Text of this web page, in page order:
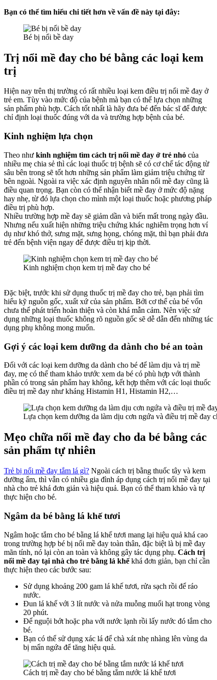
Bạn có thể tìm hiểu chi tiết hơn về vấn đề này tại đây:
Bé bị nổi bề day
Trị nổi mề đay cho bé bằng các loại kem
trị
Hiện nay trên thị trường có rất nhiều loại kem điều trị nổi mề đay ở
trẻ em. Tùy vào mức độ của bệnh mà bạn có thể lựa chọn những
sản phẩm phù hợp. Cách tốt nhất là hãy đưa bé đến bác sĩ để được
chỉ định loại thuốc đúng với da và trường hợp bệnh của bé.
Kinh nghiệm lựa chọn
Theo như kinh nghiệm tìm cách trị nổi mề đay ở trẻ nhỏ của
nhiều mẹ chia sẻ thì các loại thuốc trị bệnh sẽ có cơ chế tác động từ
sâu bên trong sẽ tốt hơn những sản phẩm làm giảm triệu chứng từ
bên ngoài. Ngoài ra việc xác định nguyên nhân nổi mề đay cũng là
điều quan trọng. Bạn còn có thể nhận biết mề đay ở mức độ nặng
hay nhẹ, từ đó lựa chọn cho mình một loại thuốc hoặc phương pháp
điều trị phù hợp.
Nhiều trường hợp mề đay sẽ giảm dần và biến mất trong ngày đầu.
Nhưng nếu xuất hiện những triệu chứng khác nghiêm trọng hơn ví
dụ như khó thở, sưng mặt, sưng họng, chóng mặt, thì bạn phải đưa
trẻ đến bệnh viện ngay để được điều trị kịp thời.
Kinh nghiệm chọn kem trị mề đay cho bé
Đặc biệt, trước khi sử dụng thuốc trị mề đay cho trẻ, bạn phải tìm
hiểu kỹ nguồn gốc, xuất xứ của sản phẩm. Bởi cơ thể của bé vốn
chưa thể phát triển hoàn thiện và còn khá mẫn cảm. Nên việc sử
dụng những loại thuốc không rõ nguồn gốc sẽ dễ dẫn đến những tác
dụng phụ không mong muốn.
Gợi ý các loại kem dưỡng da dành cho bé an toàn
Đối với các loại kem dưỡng da dành cho bé để làm dịu và trị mề
đay, mẹ có thể tham khảo trước xem da bé có phù hợp với thành
phần có trong sản phẩm hay không, kết hợp thêm với các loại thuốc
điều trị mề đay như kháng Histamin H1, Histamin H2,…
Lựa chọn kem dưỡng da làm dịu cơn ngứa và điều trị mề đay
Mẹo chữa nổi mề đay cho da bé bằng các
sản phẩm tự nhiên
Trẻ bị nổi mề đay tắm lá gì? Ngoài cách trị bằng thuốc tây và kem
dưỡng ẩm, thì vẫn có nhiều gia đình áp dụng cách trị nổi mề đay tại
nhà cho trẻ khá đơn giản và hiệu quả. Bạn có thể tham khảo và tự
thực hiện cho bé.
Ngâm da bé bằng lá khế tươi
Ngâm hoặc tắm cho bé bằng lá khế tươi mang lại hiệu quả khá cao
trong trường hợp bé bị nổi mề đay toàn thân, đặc biệt là bị mề đay
mãn tính, nó lại còn an toàn và không gây tác dụng phụ. Cách trị
nổi mề đay tại nhà cho trẻ bằng lá khếkhá đơn giản, bạn chỉ cần
thực hiện theo các bước sau:
Sử dụng khoảng 200 gam lá khế tươi, rửa sạch rồi để ráo
nước.
Đun lá khế với 3 lít nước và nửa muỗng muối hạt trong vòng
20 phút.
Để nguội bớt hoặc pha với nước lạnh rồi lấy nước đó tắm cho
bé.
Bạn có thể sử dụng xác lá để chà xát nhẹ nhàng lên vùng da
bị mẩn ngứa để tăng hiệu quả.
Cách trị mề đay cho bé bằng tắm nước lá khế tươi